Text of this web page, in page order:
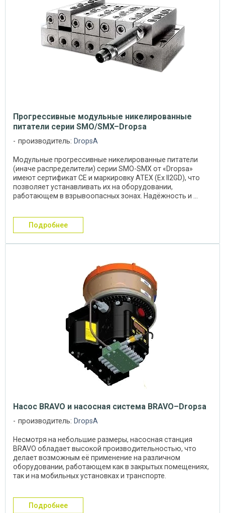
Прогрессивные модульные никелированные
питатели серии SMO/SMX–Dropsa
производитель: DropsA
Модульные прогрессивные никелированные питатели
(иначе распределители) серии SMO-SMX от «Dropsa»
имеют сертификат СЕ и маркировку ATEX (Ex II2GD), что
позволяет устанавливать их на оборудовании,
работающем в взрывоопасных зонах. Надёжность и ...
подробнее
Насос BRAVO и насосная система BRAVO–Dropsa
производитель: DropsA
Несмотря на небольшие размеры, насосная станция
BRAVO обладает высокой производительностью, что
делает возможным её применение на различном
оборудовании, работающем как в закрытых помещениях,
так и на мобильных установках и транспорте.
подробнее